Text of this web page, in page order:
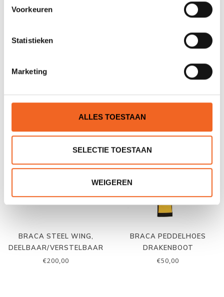
Voorkeuren
Statistieken
Marketing
ALLES TOESTAAN
SELECTIE TOESTAAN
WEIGEREN
BRACA POLO STEEL,
CARBON MIX
BRACA STEEL WING,
DEELBAAR/VERSTELBAAR
€200,00
BRACA PEDDELHOES
DRAKENBOOT
€50,00